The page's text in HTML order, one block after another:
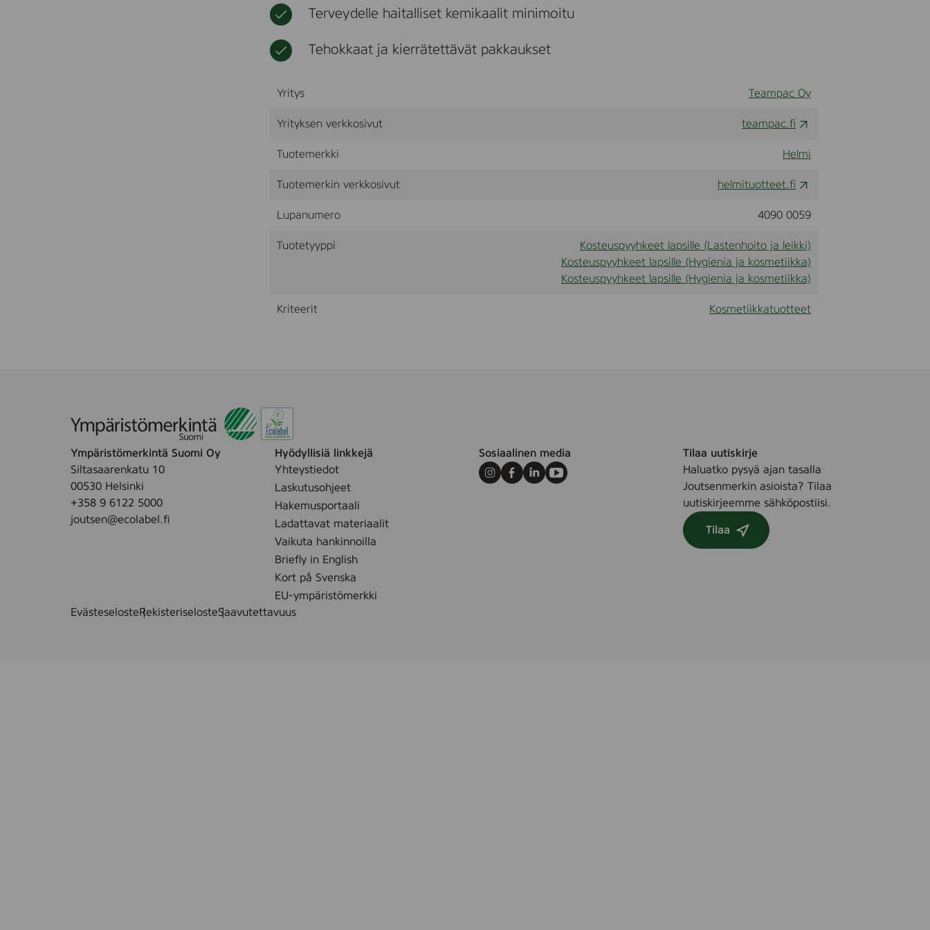
Terveydelle haitalliset kemikaalit minimoitu
Tehokkaat ja kierrätettävät pakkaukset
Yritys Teampac Oy
Yrityksen verkkosivut teampac.fi
Tuotemerkki Helmi
Tuotemerkin verkkosivut helmituotteet.fi
Lupanumero 4090 0059
Tuotetyyppi
Kosteuspyyhkeet lapsille (Lastenhoito ja leikki)
Kosteuspyyhkeet lapsille (Hygienia ja kosmetiikka)
Kosteuspyyhkeet lapsille (Hygienia ja kosmetiikka)
Kriteerit Kosmetiikkatuotteet
Ympäristömerkintä Suomi Oy
Siltasaarenkatu 10
00530 Helsinki
+358 9 6122 5000
joutsen@ecolabel.fi
Hyödyllisiä linkkejä
Yhteystiedot
Laskutusohjeet
Hakemusportaali
Ladattavat materiaalit
Vaikuta hankinnoilla
Briefly in English
Kort på Svenska
EU-ympäristömerkki
Sosiaalinen media
Instagram
Facebook
LinkedInYoutube
Tilaa uutiskirje
Haluatko pysyä ajan tasalla
Joutsenmerkin asioista? Tilaa
uutiskirjeemme sähköpostiisi.
Tilaa
EvästeselosteRekisteriselosteSaavutettavuus